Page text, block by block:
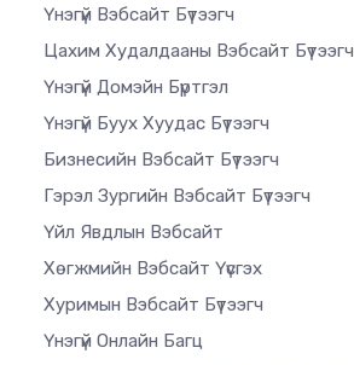
Үнэгүй Вэбсайт Бүтээгч
Цахим Худалдааны Вэбсайт Бүтээгч
Үнэгүй Домэйн Бүртгэл
Үнэгүй Буух Хуудас Бүтээгч
Бизнесийн Вэбсайт Бүтээгч
Гэрэл Зургийн Вэбсайт Бүтээгч
Үйл Явдлын Вэбсайт
Хөгжмийн Вэбсайт Үүсгэх
Хуримын Вэбсайт Бүтээгч
Үнэгүй Онлайн Багц